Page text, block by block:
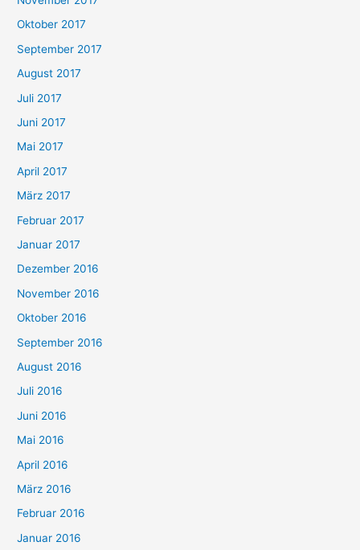
Oktober 2017
September 2017
August 2017
Juli 2017
Juni 2017
Mai 2017
April 2017
März 2017
Februar 2017
Januar 2017
Dezember 2016
November 2016
Oktober 2016
September 2016
August 2016
Juli 2016
Juni 2016
Mai 2016
April 2016
März 2016
Februar 2016
Januar 2016